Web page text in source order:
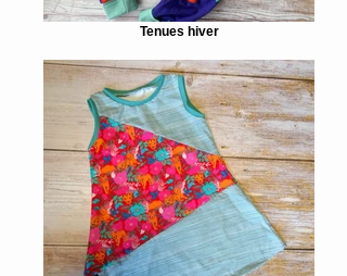
Tenues hiver